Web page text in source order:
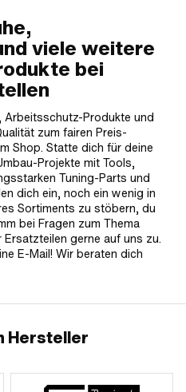
viele weitere
bei
Produkte und
zum fairen Preis-
Shop. Statte dich für deine
Projekte mit Tools,
Tuning-Parts und
dich ein, noch ein wenig in
Sortiments zu stöbern, du
bei Fragen zum Thema
gerne auf uns zu.
E-Mail! Wir beraten dich
Hersteller